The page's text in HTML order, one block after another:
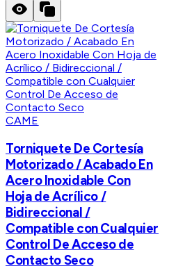
CAME
Torniquete De Cortesía
Motorizado / Acabado En
Acero Inoxidable Con
Hoja de Acrílico /
Bidireccional /
Compatible con Cualquier
Control De Acceso de
Contacto Seco